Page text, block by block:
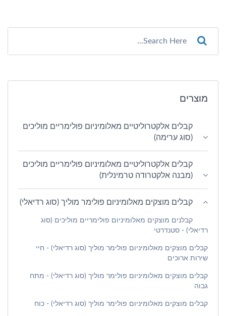
מוצרים
קבלים אלקטרוליטיים מאלומיניום פולימריים מוליכים
(סוג ערימה)
קבלים אלקטרוליטיים מאלומיניום פולימריים מוליכים
(מבנה אלקטרודה טרמינלית)
קבלים מוצקים מאלומיניום פולימר מוליך (סוג רדיאלי)
קבלנים מוצקים מאלומיניום פולימריים מוליכים (סוג
רדיאלי) - סטנדרטי
קבלים מוצקים מאלומיניום פולימר מוליך (סוג רדיאלי) - חיי
שירות ארוכים
קבלים מוצקים מאלומיניום פולימר מוליך (סוג רדיאלי) - מתח
גבוה
קבלים מוצקים מאלומיניום פולימר מוליך (סוג רדיאלי) - כוח